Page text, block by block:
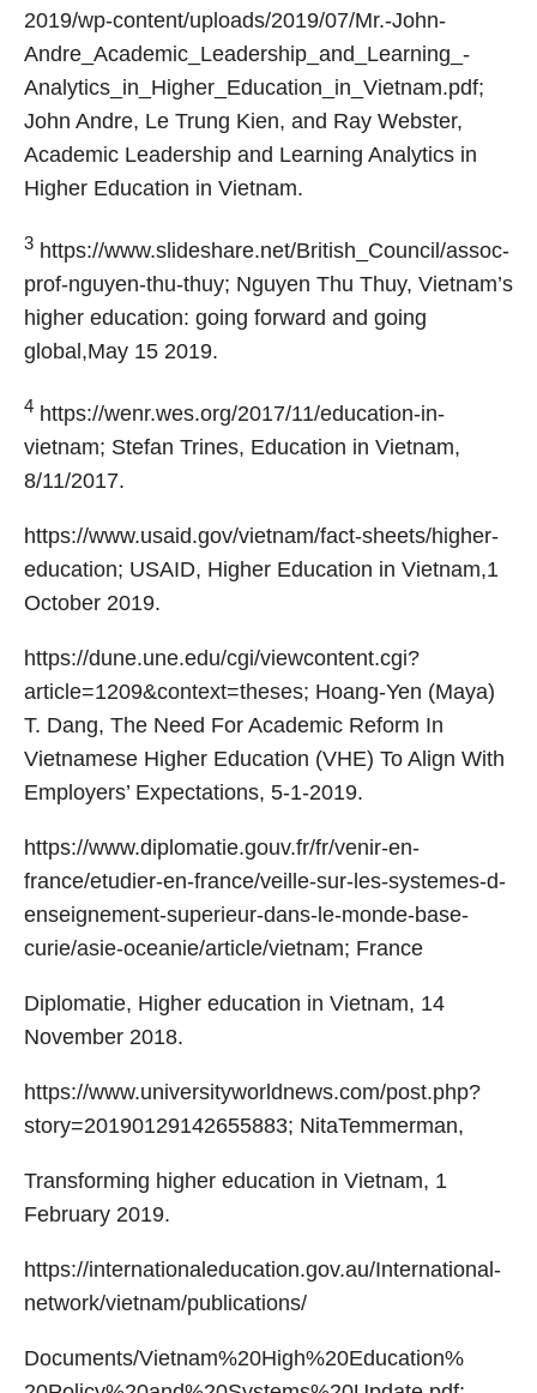
2019/wp-content/uploads/2019/07/Mr.-John-
Andre_Academic_Leadership_and_Learning_-
Analytics_in_Higher_Education_in_Vietnam.pdf;
John Andre, Le Trung Kien, and Ray Webster,
Academic Leadership and Learning Analytics in
Higher Education in Vietnam.
3 https://www.slideshare.net/British_Council/assoc-
prof-nguyen-thu-thuy; Nguyen Thu Thuy, Vietnam’s
higher education: going forward and going
global,May 15 2019.
4 https://wenr.wes.org/2017/11/education-in-
vietnam; Stefan Trines, Education in Vietnam,
8/11/2017.
https://www.usaid.gov/vietnam/fact-sheets/higher-
education; USAID, Higher Education in Vietnam,1
October 2019.
https://dune.une.edu/cgi/viewcontent.cgi?
article=1209&context=theses; Hoang-Yen (Maya)
T. Dang, The Need For Academic Reform In
Vietnamese Higher Education (VHE) To Align With
Employers’ Expectations, 5-1-2019.
https://www.diplomatie.gouv.fr/fr/venir-en-
france/etudier-en-france/veille-sur-les-systemes-d-
enseignement-superieur-dans-le-monde-base-
curie/asie-oceanie/article/vietnam; France
Diplomatie, Higher education in Vietnam, 14
November 2018.
https://www.universityworldnews.com/post.php?
story=20190129142655883; NitaTemmerman,
Transforming higher education in Vietnam, 1
February 2019.
https://internationaleducation.gov.au/International-
network/vietnam/publications/
Documents/Vietnam%20High%20Education%